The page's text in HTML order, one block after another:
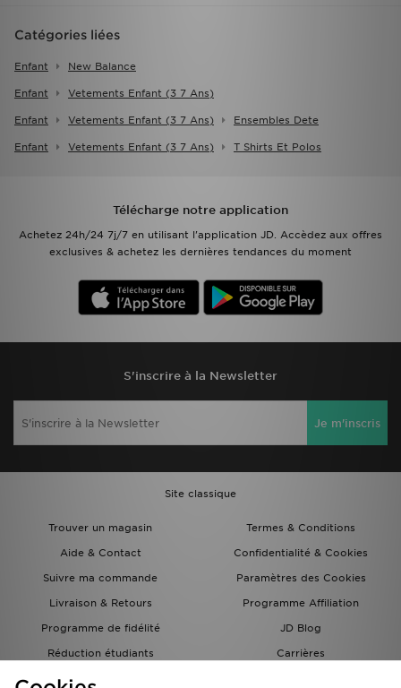
Catégories liées
Enfant New Balance
Enfant Vetements Enfant (3 7 Ans)
Enfant Vetements Enfant (3 7 Ans) Ensembles Dete
Enfant Vetements Enfant (3 7 Ans) T Shirts Et Polos
Télécharge notre application
Achetez 24h/24 7j/7 en utilisant l'application JD. Accèdez aux offres
exclusives & achetez les dernières tendances du moment
S'inscrire à la Newsletter
Je m'inscris
Site classique
Trouver un magasin
Termes & Conditions
Aide & Contact
Confidentialité & Cookies
Suivre ma commande
Paramètres des Cookies
Livraison & Retours
Programme Affiliation
Programme de fidélité
JD Blog
Réduction étudiants
Carrières
Carte Cadeau